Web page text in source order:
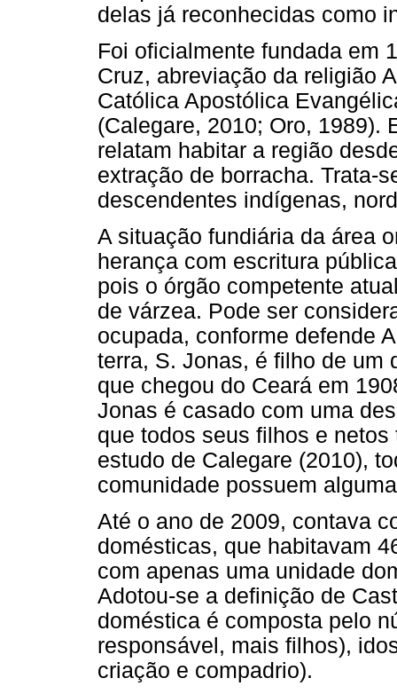
delas já reconhecidas como
Foi oficialmente fundada em
Cruz, abreviação da religião
Católica Apostólica
(Calegare, 2010; Oro, 1989).
relatam habitar a região
extração de borracha. Trata-
descendentes indígenas,
A situação fundiária da área
herança com escritura
pois o órgão competente
de várzea. Pode ser
ocupada, conforme defende
terra, S. Jonas, é filho de um
que chegou do Ceará em
Jonas é casado com uma
que todos seus filhos e
estudo de Calegare (2010),
comunidade possuem
Até o ano de 2009, contava
domésticas, que habitavam
com apenas uma unidade
Adotou-se a definição de
doméstica é composta pelo
responsável, mais filhos),
criação e compadrio).